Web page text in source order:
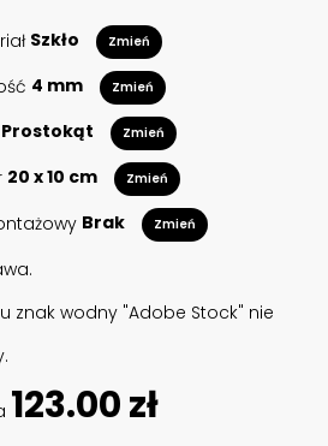
Szkło Zmień
4 mm Zmień
Prostokąt Zmień
20 x 10 cm Zmień
Brak Zmień
znak wodny "Adobe Stock" nie
123.00 zł